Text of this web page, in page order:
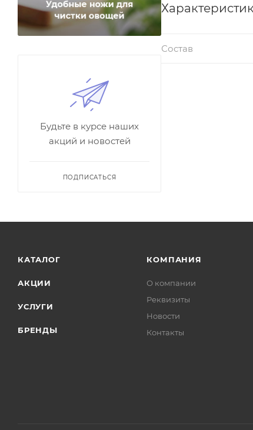
Состав
Будьте в курсе наших
акций и новостей
ПОДПИСАТЬСЯ
КАТАЛОГ
АКЦИИ
УСЛУГИ
БРЕНДЫ
КОМПАНИЯ
О компании
Реквизиты
Новости
Контакты